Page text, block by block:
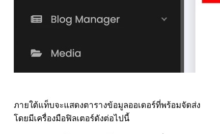
ภายใต้แท็บจะแสดงตารางข้อมูลออเดอร์ที่พร้อมจัดส่ง
โดยมีเครื่องมือฟิลเตอร์ดังต่อไปนี้